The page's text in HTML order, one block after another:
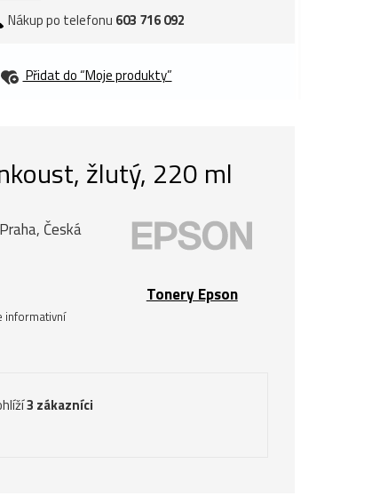
Nákup po telefonu 603 716 092
Přidat do “Moje produkty”
žlutý, 220 ml
Tonery Epson
Česká
informativní
3 zákazníci